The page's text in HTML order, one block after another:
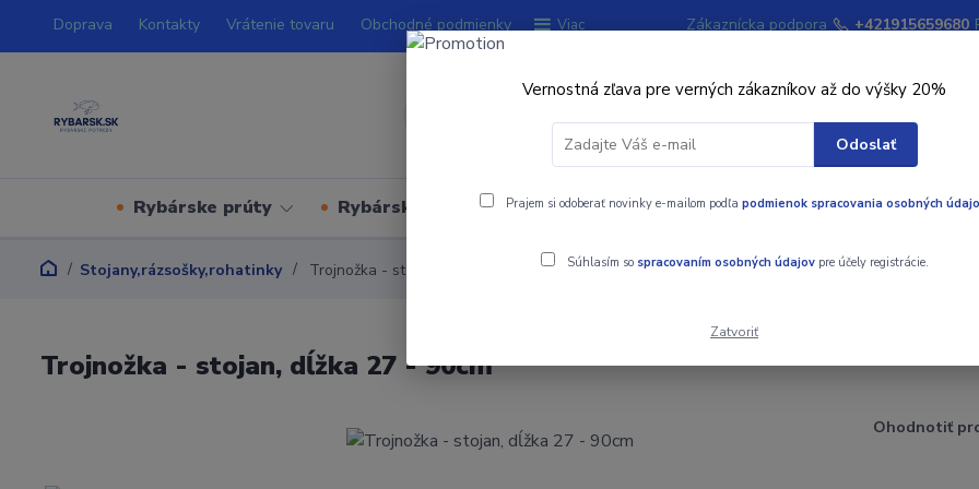
Doprava Kontakty Vrátenie tovaru Obchodné podmienky Viac Zákaznícka podpora +421915659680
Rybárske prúty Rybárske navijáky Signalizátory záberu Kempingový
Stojany,rázsošky,rohatinky Trojnožka - stojan, dĺžka 27 - 90cm
Trojnožka - stojan, dĺžka 27 - 90cm
Ohodnotiť
Vernostná zľava pre verných zákazníkov až do výšky 20%
Odoslať
Prajem si odoberať novinky e-mailom podľa podmienok spracovania osobných
Súhlasím so spracovaním osobných údajovpre účely registrácie.
Zatvoriť